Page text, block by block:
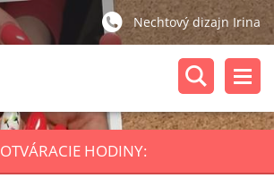
Nechtový dizajn Irina
OTVÁRACIE HODINY: